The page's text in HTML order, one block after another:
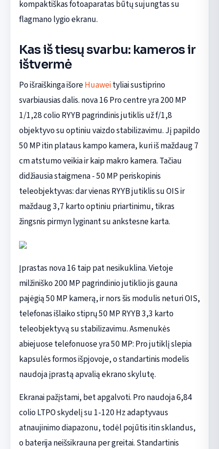
kompaktiškas fotoaparatas būtų sujungtas su
flagmano lygio ekranu.
Kas iš tiesų svarbu: kameros ir
ištvermė
Po išraiškinga išoreHuaweityliai sustiprino
svarbiausias dalis. nova 16 Pro centre yra 200 MP
1/1,28 colio RYYB pagrindinis jutiklis už f/1,8
objektyvo su optiniu vaizdo stabilizavimu. Jį papildo
50 MP itin plataus kampo kamera, kuri iš maždaug 7
cm atstumo veikia ir kaip makro kamera. Tačiau
didžiausia staigmena - 50 MP periskopinis
teleobjektyvas: dar vienas RYYB jutiklis su OIS ir
maždaug 3,7 karto optiniu priartinimu, tikras
žingsnis pirmyn lyginant su ankstesne karta.
Įprastas nova 16 taip pat nesikuklina. Vietoje
milžiniško 200 MP pagrindinio jutiklio jis gauna
pajėgią 50 MP kamerą, ir nors šis modulis neturi OIS,
telefonas išlaiko stiprų 50 MP RYYB 3,3 karto
teleobjektyvą su stabilizavimu. Asmenukės
abiejuose telefonuose yra 50 MP: Pro jutiklį slepia
kapsulės formos išpjovoje, o standartinis modelis
naudoja įprastą apvalią ekrano skylutę.
Ekranai pažįstami, bet apgalvoti. Pro naudoja 6,84
colio LTPO skydelį su 1-120 Hz adaptyvaus
atnaujinimo diapazonu, todėl pojūtis itin sklandus,
o baterija neišsikrauna per greitai. Standartinis